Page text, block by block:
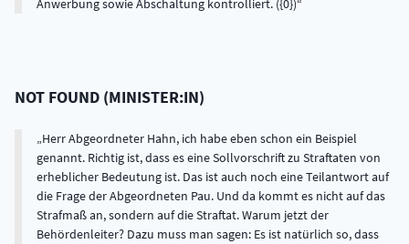
Anwerbung sowie Abschaltung kontrolliert. ({0})
NOT FOUND (MINISTER:IN)
Herr Abgeordneter Hahn, ich habe eben schon ein Beispiel
genannt. Richtig ist, dass es eine Sollvorschrift zu Straftaten von
erheblicher Bedeutung ist. Das ist auch noch eine Teilantwort auf
die Frage der Abgeordneten Pau. Und da kommt es nicht auf das
Strafmaß an, sondern auf die Straftat. Warum jetzt der
Behördenleiter? Dazu muss man sagen: Es ist natürlich so, dass